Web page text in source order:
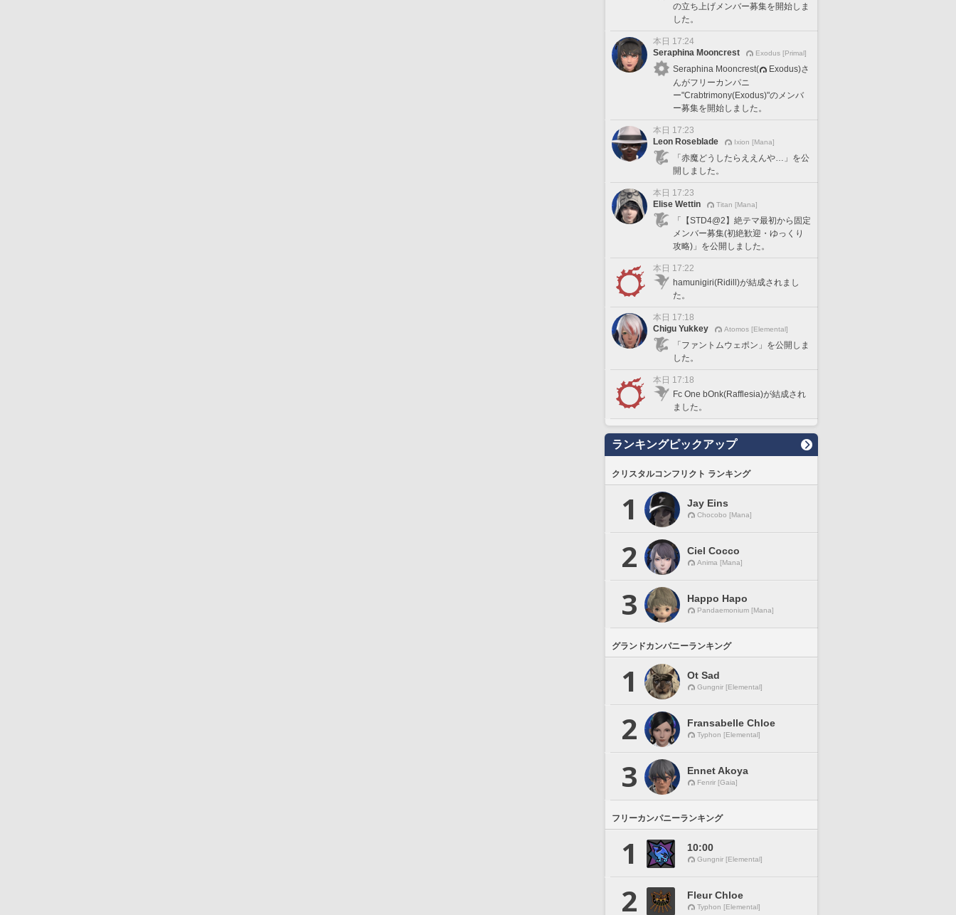
の立ち上げメンバー募集を開始しま
した。
本日 17:24
Seraphina Mooncrest
Exodus [Primal]
Seraphina Mooncrest(
Exodus)さ
んがフリーカンパニ
ー"Crabtrimony(Exodus)"のメンバ
ー募集を開始しました。
本日 17:23
Leon Roseblade
Ixion [Mana]
「赤魔どうしたらええんや…」を公
開しました。
本日 17:23
Elise Wettin
Titan [Mana]
「【STD4@2】絶テマ最初から固定
メンバー募集(初絶歓迎・ゆっくり
攻略)」を公開しました。
本日 17:22
hamunigiri(Ridill)が結成されまし
た。
本日 17:18
Chigu Yukkey
Atomos [Elemental]
「ファントムウェポン」を公開しま
した。
本日 17:18
Fc One bOnk(Rafflesia)が結成され
ました。
ランキングピックアップ
クリスタルコンフリクト ランキング
1 Jay Eins
Chocobo [Mana]
2 Ciel Cocco
Anima [Mana]
3 Happo Hapo
Pandaemonium [Mana]
グランドカンパニーランキング
1 Ot Sad
Gungnir [Elemental]
2 Fransabelle Chloe
Typhon [Elemental]
3 Ennet Akoya
Fenrir [Gaia]
フリーカンパニーランキング
1 10:00
Gungnir [Elemental]
2 Fleur Chloe
Typhon [Elemental]